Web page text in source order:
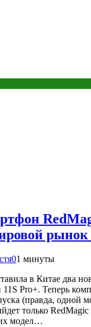
рынок
01 минуты
в Китае два
Pro+. Теперь
(правда, одной
только RedMagic
модел…